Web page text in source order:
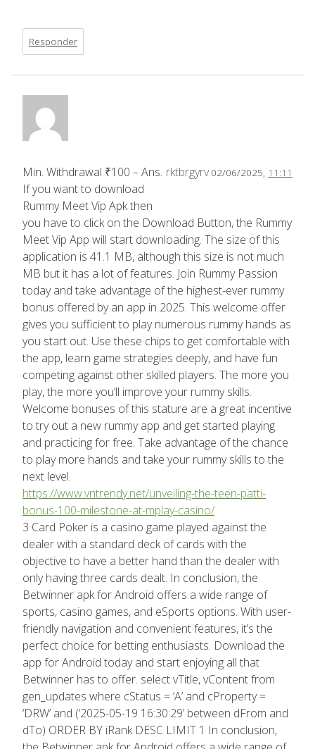
Responder
rktbrgyrv 02/06/2025, 11:11
Min. Withdrawal ₹100 – Ans.
If you want to download
Rummy Meet Vip Apk then
you have to click on the Download Button, the Rummy
Meet Vip App will start downloading. The size of this
application is 41.1 MB, although this size is not much
MB but it has a lot of features. Join Rummy Passion
today and take advantage of the highest-ever rummy
bonus offered by an app in 2025. This welcome offer
gives you sufficient to play numerous rummy hands as
you start out. Use these chips to get comfortable with
the app, learn game strategies deeply, and have fun
competing against other skilled players. The more you
play, the more you’ll improve your rummy skills.
Welcome bonuses of this stature are a great incentive
to try out a new rummy app and get started playing
and practicing for free. Take advantage of the chance
to play more hands and take your rummy skills to the
next level.
https://www.vntrendy.net/unveiling-the-teen-patti-
bonus-100-milestone-at-mplay-casino/
3 Card Poker is a casino game played against the
dealer with a standard deck of cards with the
objective to have a better hand than the dealer with
only having three cards dealt. In conclusion, the
Betwinner apk for Android offers a wide range of
sports, casino games, and eSports options. With user-
friendly navigation and convenient features, it’s the
perfect choice for betting enthusiasts. Download the
app for Android today and start enjoying all that
Betwinner has to offer. select vTitle, vContent from
gen_updates where cStatus = ‘A’ and cProperty =
‘DRW’ and (‘2025-05-19 16:30:29’ between dFrom and
dTo) ORDER BY iRank DESC LIMIT 1 In conclusion,